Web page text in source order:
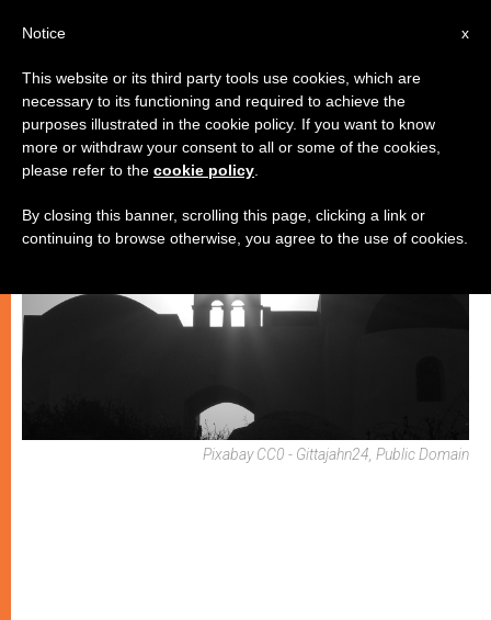
SPIRITUALITÀ E PREGHIERA
Pixabay CC0 - Gittajahn24, Public Domain
x
Notice
This website or its third party tools use cookies, which are
necessary to its functioning and required to achieve the
purposes illustrated in the cookie policy. If you want to know
more or withdraw your consent to all or some of the cookies,
please refer to the cookie policy
By closing this banner, scrolling this page, clicking a link or
continuing to browse otherwise, you agree to the use of cookies.